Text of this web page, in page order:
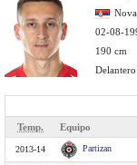
02-08-
190 cm
Delantero
Temp.
Equipo
2013-14 Partizan